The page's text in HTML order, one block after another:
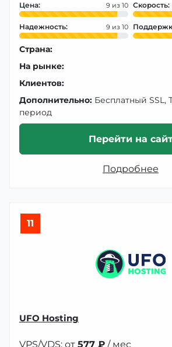
Цена: 9 Скорость:
Надежность: 9
Страна:
На рынке:
Клиентов:
Дополнительно: Бесплатный SSL,
период
Перейти на
Подробнее
11
UFO Hosting
VPS/VDS: от 577 ₽ / мес